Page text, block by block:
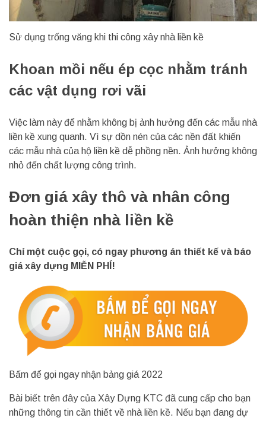
Sử dụng trống văng khi thi công xây nhà liền kề
Khoan mồi nếu ép cọc nhằm tránh
các vật dụng rơi vãi
Việc làm này để nhằm không bị ảnh hưởng đến các mẫu nhà
liền kề xung quanh. Vì sự dồn nén của các nền đất khiến
các mẫu nhà của hộ liền kề dễ phồng nền. Ảnh hưởng không
nhỏ đến chất lượng công trình.
Đơn giá xây thô và nhân công
hoàn thiện nhà liền kề
Chỉ một cuộc gọi, có ngay phương án thiết kế và báo
giá xây dựng MIỄN PHÍ!
Bấm để gọi ngay nhận bảng giá 2022
Bài biết trên đây của Xây Dựng KTC đã cung cấp cho bạn
những thông tin cần thiết về nhà liền kề. Nếu bạn đang dự